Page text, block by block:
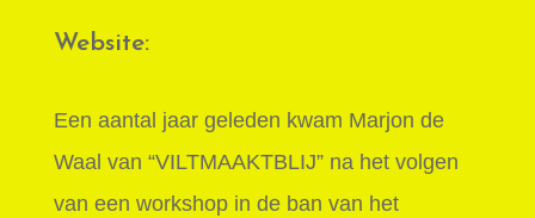
Website:
Een aantal jaar geleden kwam Marjon de
Waal van “VILTMAAKTBLIJ” na het volgen
van een workshop in de ban van het